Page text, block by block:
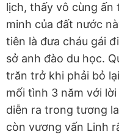
lịch, thấy vô cùng
minh của đất nước
tiên là đưa cháu gái
sở anh đào du học.
trăn trở khi phải bỏ
mối tình 3 năm với
diễn ra trong tương
còn vương vấn Linh